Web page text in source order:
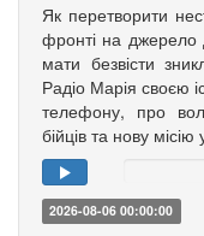
Як перетворити
фронті на джерело
мати безвісти
Радіо Марія своєю
телефону, про
бійців та нову місію
2026-08-06 00:00:00